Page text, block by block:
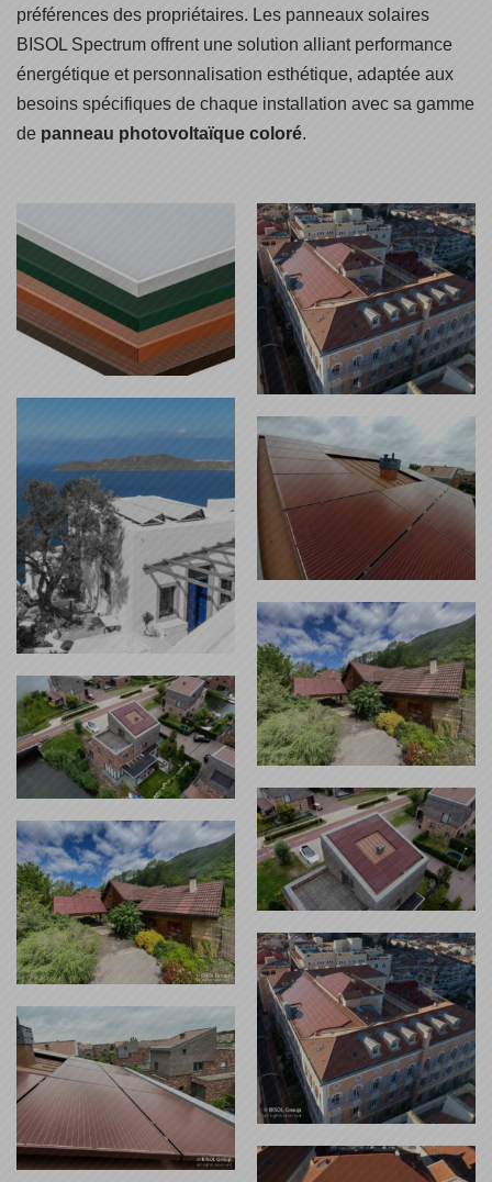
préférences des propriétaires. Les panneaux solaires
BISOL Spectrum offrent une solution alliant performance
énergétique et personnalisation esthétique, adaptée aux
besoins spécifiques de chaque installation avec sa gamme
de panneau photovoltaïque coloré.